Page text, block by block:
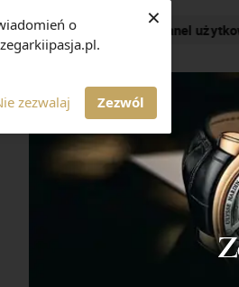
o
zezwalaj Zezwól
×
MAGAZYN ZEGARKI I